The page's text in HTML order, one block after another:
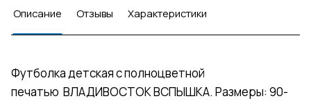
Описание Отзывы Характеристики
Футболка детская с полноцветной
печатью ВЛАДИВОСТОК ВСПЫШКА. Размеры: 90-